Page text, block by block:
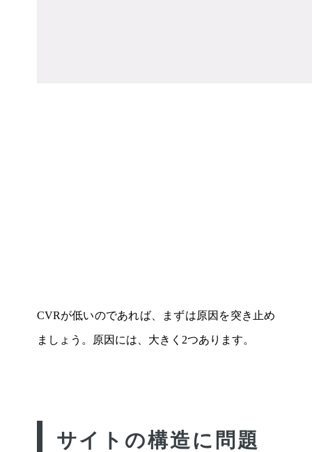
CVRが低いのであれば、まずは原因を突き止め
ましょう。原因には、大きく2つあります。
サイトの構造に問題